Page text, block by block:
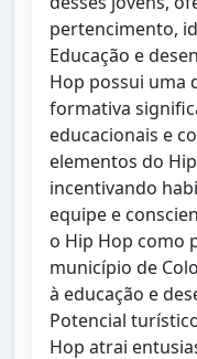
pertencimento,
Educação e
Hop possui uma
formativa
educacionais e
elementos do
incentivando
equipe e
o Hip Hop como
município de
à educação e
Potencial
Hop atrai